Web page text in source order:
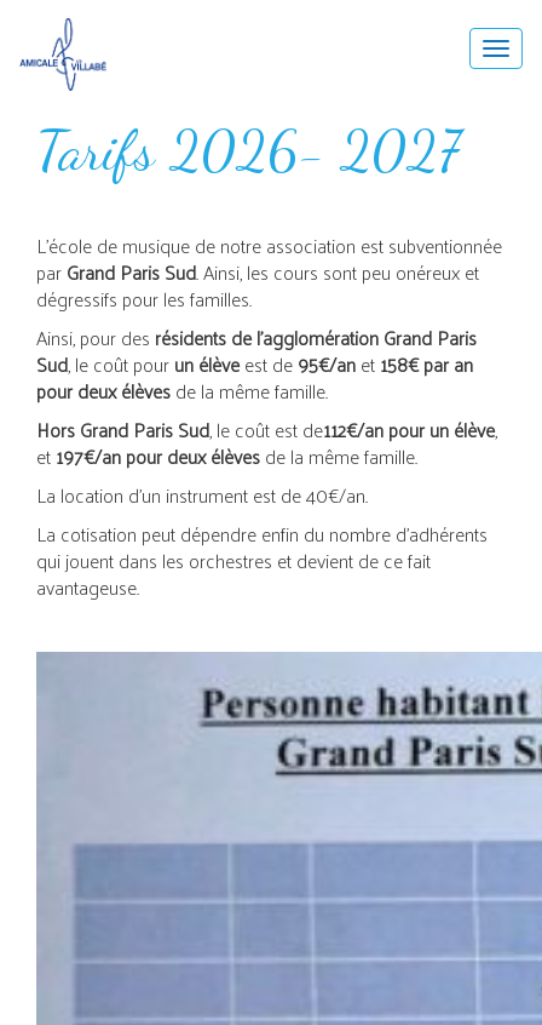
Tarifs 2026- 2027
L’école de musique de notre association est subventionnée
parGrand Paris Sud. Ainsi, les cours sont peu onéreux et
dégressifs pour les familles.
Ainsi, pour des résidents de l’agglomération Grand Paris
Sud, le coût pourun élèveest de95€/anet158€ par an
pour deux élèvesde la même famille.
Hors Grand Paris Sud, le coût est de112€/an pour un élève,
et197€/an pour deux élèvesde la même famille.
La location d’un instrument est de 40€/an.
La cotisation peut dépendre enfin du nombre d’adhérents
qui jouent dans les orchestres et devient de ce fait
avantageuse.